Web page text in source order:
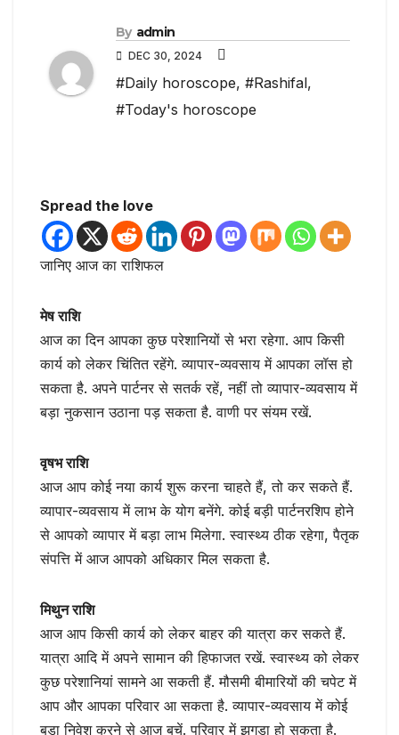
By admin
DEC 30, 2024
#Daily horoscope, #Rashifal,
#Today's horoscope
Spread the love
जानिए आज का राशिफल
मेष राशि
आज का दिन आपका कुछ परेशानियों से भरा रहेगा. आप किसी
कार्य को लेकर चिंतित रहेंगे. व्यापार-व्यवसाय में आपका लॉस हो
सकता है. अपने पार्टनर से सतर्क रहें, नहीं तो व्यापार-व्यवसाय में
बड़ा नुकसान उठाना पड़ सकता है. वाणी पर संयम रखें.
वृषभ राशि
आज आप कोई नया कार्य शुरू करना चाहते हैं, तो कर सकते हैं.
व्यापार-व्यवसाय में लाभ के योग बनेंगे. कोई बड़ी पार्टनरशिप होने
से आपको व्यापार में बड़ा लाभ मिलेगा. स्वास्थ्य ठीक रहेगा, पैतृक
संपत्ति में आज आपको अधिकार मिल सकता है.
मिथुन राशि
आज आप किसी कार्य को लेकर बाहर की यात्रा कर सकते हैं.
यात्रा आदि में अपने सामान की हिफाजत रखें. स्वास्थ्य को लेकर
कुछ परेशानियां सामने आ सकती हैं. मौसमी बीमारियों की चपेट में
आप और आपका परिवार आ सकता है. व्यापार-व्यवसाय में कोई
बड़ा निवेश करने से आज बचें. परिवार में झगड़ा हो सकता है.